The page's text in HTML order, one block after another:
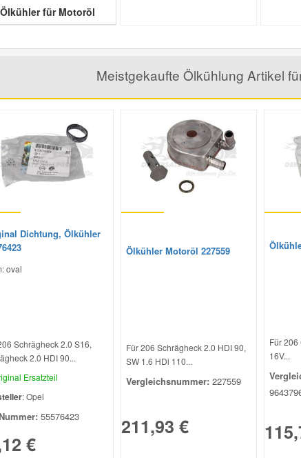
Ölkühler für Motoröl
Meistgekaufte Ölkühlung Artikel
Dichtung, Ölkühler
oval
Schrägheck 2.0 S16,
2.0 HDI 90...
Ersatzteil
: Opel
55576423
€
Ölkühler Motoröl 227559
Für 206 Schrägheck 2.0 HDI 90,
SW 1.6 HDi 110...
Vergleichsnummer: 227559
211,93 €
Für 206
16V...